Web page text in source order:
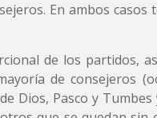
En ambos casos
de los partidos,
de consejeros
Dios, Pasco y